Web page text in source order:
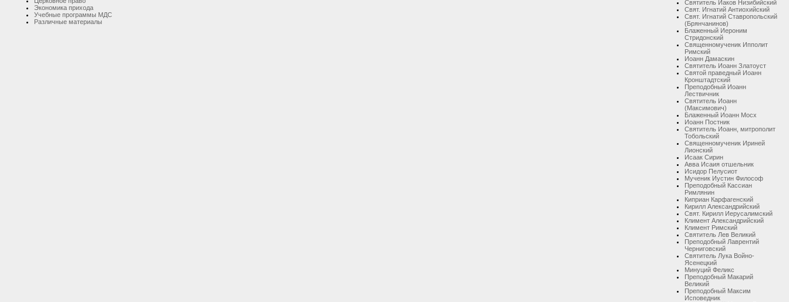
Экономика прихода
Учебные программы МДС
Различные материалы
Святитель Иаков Низибийский
Свят. Игнатий Антиохийский
Свят. Игнатий Ставропольский
(Брянчанинов)
Блаженный Иероним
Стридонский
Священномученик Ипполит
Римский
Иоанн Дамаскин
Святитель Иоанн Златоуст
Святой праведный Иоанн
Кронштадтский
Преподобный Иоанн
Лествичник
Святитель Иоанн
(Максимович)
Блаженный Иоанн Мосх
Иоанн Постник
Святитель Иоанн, митрополит
Тобольский
Священномученик Ириней
Лионский
Исаак Сирин
Авва Исаия отшельник
Исидор Пелусиот
Мученик Иустин Философ
Преподобный Кассиан
Римлянин
Киприан Карфагенский
Кирилл Александрийский
Свят. Кирилл Иерусалимский
Климент Александрийский
Климент Римский
Святитель Лев Великий
Преподобный Лаврентий
Черниговский
Святитель Лука Войно-
Ясенецкий
Минуций Феликс
Преподобный Макарий
Великий
Преподобный Максим
Исповедник